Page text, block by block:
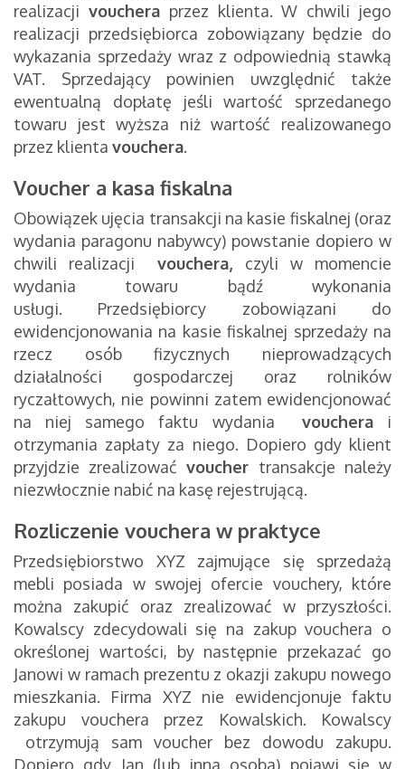
realizacji voucheraprzez klienta. W chwili jego
realizacji przedsiębiorca zobowiązany będzie do
wykazania sprzedaży wraz z odpowiednią stawką
VAT. Sprzedający powinien uwzględnić także
ewentualną dopłatę jeśli wartość sprzedanego
towaru jest wyższa niż wartość realizowanego
przez klienta vouchera.
Voucher a kasa fiskalna
Obowiązek ujęcia transakcji na kasie fiskalnej (oraz
wydania paragonu nabywcy) powstanie dopiero w
chwili realizacji vouchera, czyli
w momencie
wydania towaru bądź wykonania
usługi. Przedsiębiorcy zobowiązani do
ewidencjonowania na kasie fiskalnej sprzedaży na
rzecz osób fizycznych nieprowadzących
działalności gospodarczej oraz rolników
ryczałtowych, nie powinni zatem ewidencjonować
na niej samego faktu wydania voucherai
otrzymania zapłaty za niego. Dopiero gdy klient
przyjdzie zrealizować voucher transakcje należy
niezwłocznie nabić na kasę rejestrującą.
Rozliczenie vouchera w praktyce
Przedsiębiorstwo XYZ zajmujące się sprzedażą
mebli posiada w swojej ofercie vouchery, które
można zakupić oraz zrealizować w przyszłości.
Kowalscy zdecydowali się na zakup vouchera o
określonej wartości, by następnie przekazać go
Janowi w ramach prezentu z okazji zakupu nowego
mieszkania. Firma XYZ nie ewidencjonuje faktu
zakupu vouchera przez Kowalskich. Kowalscy
otrzymują sam voucher bez dowodu zakupu.
Dopiero gdy Jan (lub inna osoba) pojawi się w